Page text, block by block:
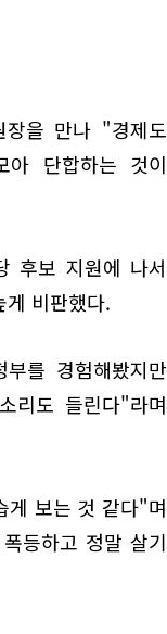
을 만나 "경제도
단합하는 것이
후보 지원에 나서
비판했다.
를 경험해봤지만
리도 들린다"라며
게 보는 것 같다"며
등하고 정말 살기